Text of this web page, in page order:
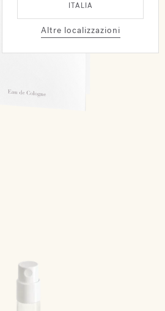
ITALIA
Altre localizzazioni